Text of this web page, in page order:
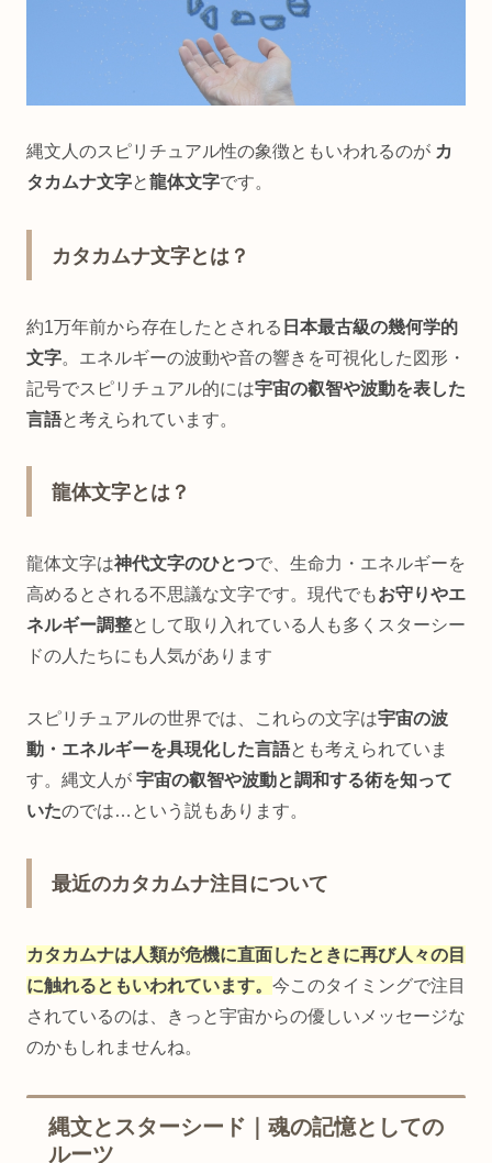
縄文人のスピリチュアル性の象徴ともいわれるのが カ
タカムナ文字と龍体文字です。
カタカムナ文字とは？
約1万年前から存在したとされる 日本最古級の幾何学的
文字。エネルギーの波動や音の響きを可視化した図形・
記号でスピリチュアル的には宇宙の叡智や波動を表した
言語と考えられています。
龍体文字とは？
龍体文字は神代文字のひとつで、生命力・エネルギーを
高めるとされる不思議な文字です。現代でもお守りやエ
ネルギー調整として取り入れている人も多くスターシー
ドの人たちにも人気があります
スピリチュアルの世界では、これらの文字は宇宙の波
動・エネルギーを具現化した言語とも考えられていま
す。縄文人が 宇宙の叡智や波動と調和する術を知って
いたのでは…という説もあります。
最近のカタカムナ注目について
カタカムナは人類が危機に直面したときに再び人々の目
に触れるともいわれています。 今このタイミングで注目
されているのは、きっと宇宙からの優しいメッセージな
のかもしれませんね。
縄文とスターシード｜魂の記憶としての
ルーツ